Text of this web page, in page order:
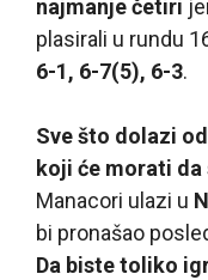
najmanje četiri
plasirali u rundu
6-1, 6-7(5), 6-3.
Sve što dolazi
koji će morati
Manacori ulazi u
bi pronašao
Da biste toliko